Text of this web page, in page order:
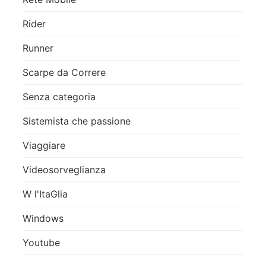
Rider
Runner
Scarpe da Correre
Senza categoria
Sistemista che passione
Viaggiare
Videosorveglianza
W l'ItaGlia
Windows
Youtube